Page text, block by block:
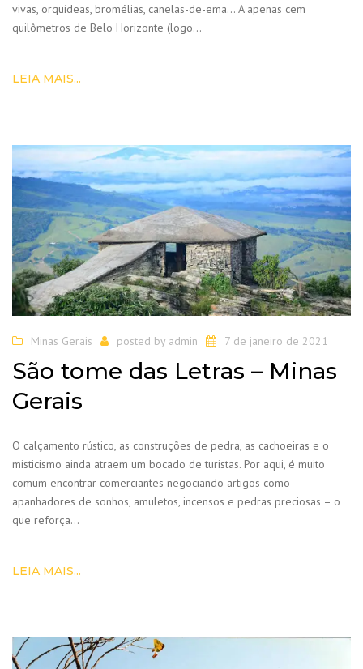
vivas, orquídeas, bromélias, canelas-de-ema… A apenas cem
quilômetros de Belo Horizonte (logo…
LEIA MAIS...
Minas Gerais posted by admin 7 de janeiro de 2021
São tome das Letras – Minas
Gerais
O calçamento rústico, as construções de pedra, as cachoeiras e o
misticismo ainda atraem um bocado de turistas. Por aqui, é muito
comum encontrar comerciantes negociando artigos como
apanhadores de sonhos, amuletos, incensos e pedras preciosas – o
que reforça…
LEIA MAIS...